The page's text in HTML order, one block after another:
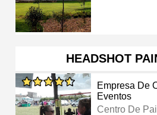
HEADSHOT
Empresa De
Eventos
Centro De